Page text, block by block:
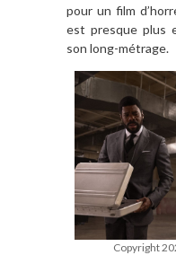
pour un film d’
est presque plus
son long-métrage.
Copyright